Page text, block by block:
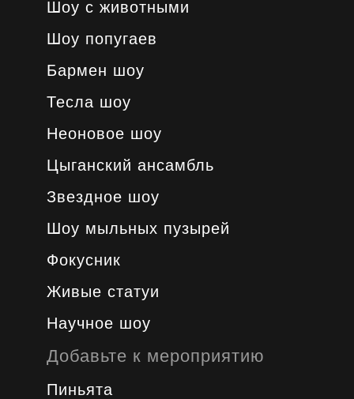
Шоу с животными
Шоу попугаев
Бармен шоу
Тесла шоу
Неоновое шоу
Цыганский ансамбль
Звездное шоу
Шоу мыльных пузырей
Фокусник
Живые статуи
Научное шоу
Добавьте к мероприятию
Пиньята